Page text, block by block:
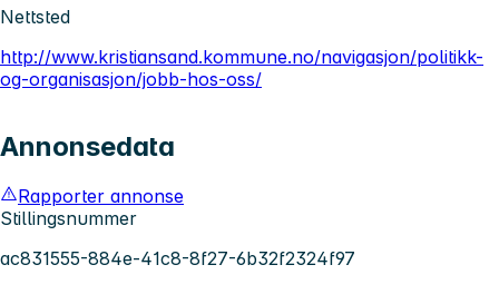
Nettsted
http://www.kristiansand.kommune.no/navigasjon/politikk-
og-organisasjon/jobb-hos-oss/
Annonsedata
Rapporter annonse
Stillingsnummer
ac831555-884e-41c8-8f27-6b32f2324f97